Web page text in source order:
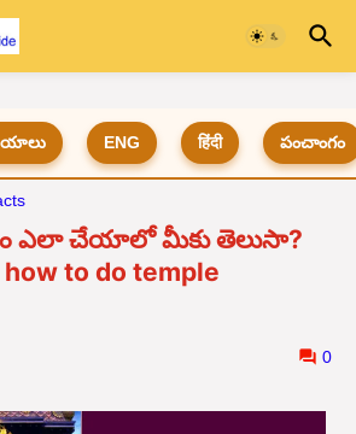
ENG हिंदी పంచాంగం
ఎలా చేయాలో మీకు తెలుసా?
to do temple
0